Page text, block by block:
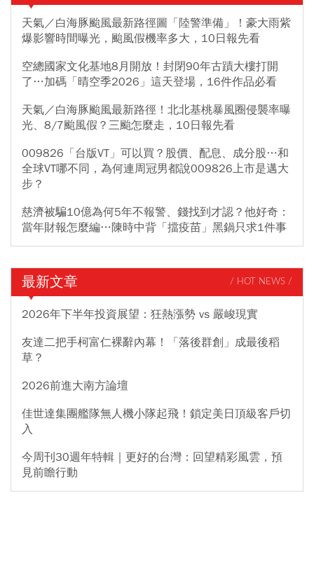
天氣／白海豚颱風最新路徑圖「陸警準備」！豪大雨紫
爆影響時間曝光，颱風假機率多大，10日報先看
空總國家文化基地8月開放！封閉90年古蹟大樓打開
了…加碼「晴空季2026」這天登場，16件作品必看
天氣／白海豚颱風最新路徑！北北基桃暴風圈侵襲率曝
光、8/7颱風假？三颱怎麼走，10日報先看
009826「台版VT」可以買？股價、配息、成分股…和
全球VT哪不同，為何連周冠男都說009826上市是邁大
步？
慈濟被騙10億為何5年不報警、錢找到才認？他好奇：
當年財報怎麼編…陳時中背「擋疫苗」黑鍋只求1件事
最新文章 / HOT NEWS /
2026年下半年投資展望：狂熱漲勢 vs 嚴峻現實
友達二把手柯富仁裸辭內幕！「落後群創」成最後稻
草？
2026前進大南方論壇
佳世達集團艦隊無人機小隊起飛！鎖定美日頂級客戶切
入
今周刊30週年特輯｜更好的台灣：回望精彩風雲，預
見前瞻行動